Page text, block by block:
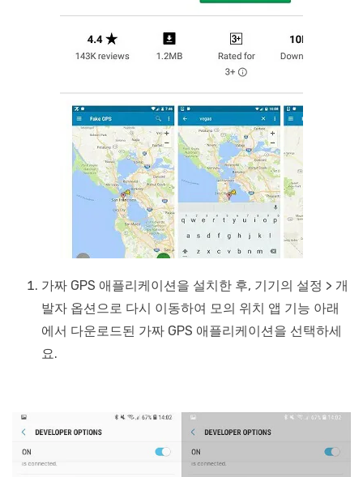
가짜 GPS 애플리케이션을 설치한 후, 기기의 설정 > 개
발자 옵션으로 다시 이동하여 모의 위치 앱 기능 아래
에서 다운로드된 가짜 GPS 애플리케이션을 선택하세
요.